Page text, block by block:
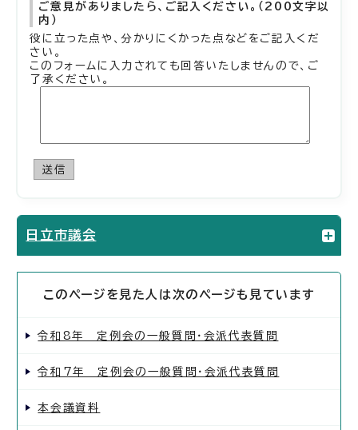
ご意見がありましたら、ご記入ください。（200文字以
内）
役に立った点や、分かりにくかった点などをご記入くだ
さい。
このフォームに入力されても回答いたしませんので、ご
了承ください。
送信
日立市議会
このページを見た人は次のページも見ています
令和8年 定例会の一般質問・会派代表質問
令和7年 定例会の一般質問・会派代表質問
本会議資料